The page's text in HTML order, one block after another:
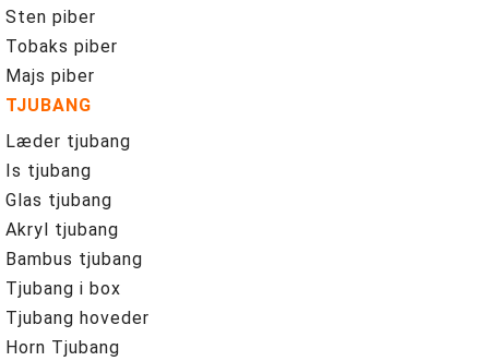
Sten piber
Tobaks piber
Majs piber
TJUBANG
Læder tjubang
Is tjubang
Glas tjubang
Akryl tjubang
Bambus tjubang
Tjubang i box
Tjubang hoveder
Horn Tjubang